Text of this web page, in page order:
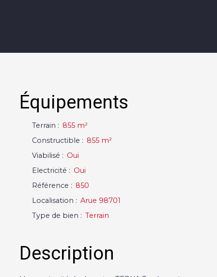
Équipements
Terrain : 855 m²
Constructible : 855 m²
Viabilisé : Oui
Electricité : Oui
Référence : 850
Localisation : Arue 98701
Type de bien : Terrain
Description